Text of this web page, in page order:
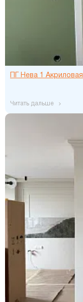
ПГ Нева 1 Акриловая
читать дальше